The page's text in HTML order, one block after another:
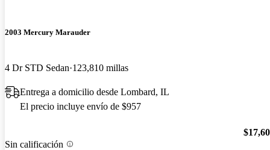
2003 Mercury Marauder
4 Dr STD Sedan 123,810 millas
Entrega a domicilio desde Lombard, IL
El precio incluye envío de $957
Sin calificación